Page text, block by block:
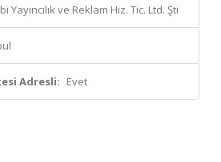
Yayıncılık ve Reklam Hiz. Tic. Ltd. Şti
Adresli: Evet